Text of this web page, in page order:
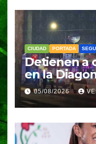
CIUDAD PORTADA
Detienen a
en la
Coppel en
Puebla;
y aseguran
05/08/2026